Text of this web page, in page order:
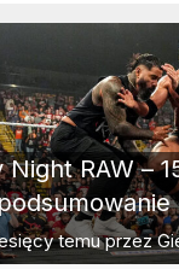
RAW –
temuprzez